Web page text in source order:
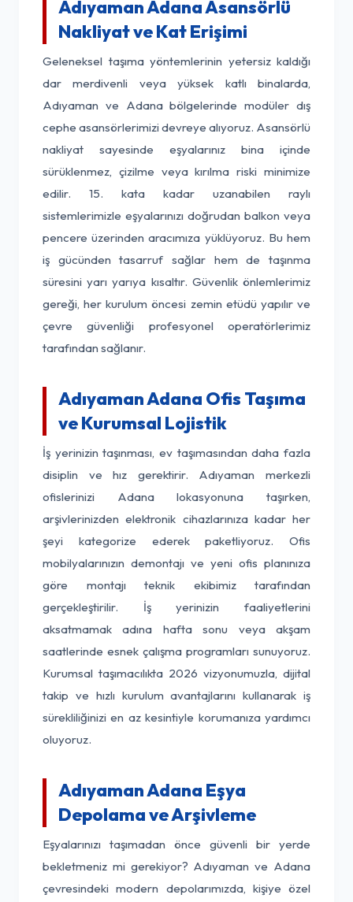
Adıyaman Adana Asansörlü
Nakliyat ve Kat Erişimi
Geleneksel taşıma yöntemlerinin yetersiz kaldığı
dar merdivenli veya yüksek katlı binalarda,
Adıyaman ve Adana bölgelerinde modüler dış
cephe asansörlerimizi devreye alıyoruz. Asansörlü
nakliyat sayesinde eşyalarınız bina içinde
sürüklenmez, çizilme veya kırılma riski minimize
edilir. 15. kata kadar uzanabilen raylı
sistemlerimizle eşyalarınızı doğrudan balkon veya
pencere üzerinden aracımıza yüklüyoruz. Bu hem
iş gücünden tasarruf sağlar hem de taşınma
süresini yarı yarıya kısaltır. Güvenlik önlemlerimiz
gereği, her kurulum öncesi zemin etüdü yapılır ve
çevre güvenliği profesyonel operatörlerimiz
tarafından sağlanır.
Adıyaman Adana Ofis Taşıma
ve Kurumsal Lojistik
İş yerinizin taşınması, ev taşımasından daha fazla
disiplin ve hız gerektirir. Adıyaman merkezli
ofislerinizi Adana lokasyonuna taşırken,
arşivlerinizden elektronik cihazlarınıza kadar her
şeyi kategorize ederek paketliyoruz. Ofis
mobilyalarınızın demontajı ve yeni ofis planınıza
göre montajı teknik ekibimiz tarafından
gerçekleştirilir. İş yerinizin faaliyetlerini
aksatmamak adına hafta sonu veya akşam
saatlerinde esnek çalışma programları sunuyoruz.
Kurumsal taşımacılıkta 2026 vizyonumuzla, dijital
takip ve hızlı kurulum avantajlarını kullanarak iş
sürekliliğinizi en az kesintiyle korumanıza yardımcı
oluyoruz.
Adıyaman Adana Eşya
Depolama ve Arşivleme
Eşyalarınızı taşımadan önce güvenli bir yerde
bekletmeniz mi gerekiyor? Adıyaman ve Adana
çevresindeki modern depolarımızda, kişiye özel